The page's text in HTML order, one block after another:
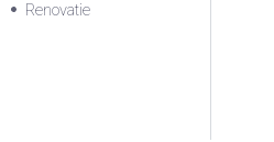
Renovatie